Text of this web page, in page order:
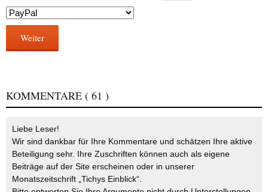
Weiter
KOMMENTARE ( 61 )
Liebe Leser!
Wir sind dankbar für Ihre Kommentare und schätzen Ihre aktive
Beteiligung sehr. Ihre Zuschriften können auch als eigene
Beiträge auf der Site erscheinen oder in unserer
Monatszeitschrift „Tichys Einblick“.